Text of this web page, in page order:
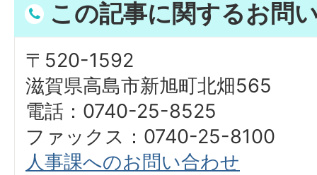
この記事に関するお問
〒520-1592
滋賀県高島市新旭町北畑565
電話：0740-25-8525
ファックス：0740-25-8100
人事課へのお問い合わせ